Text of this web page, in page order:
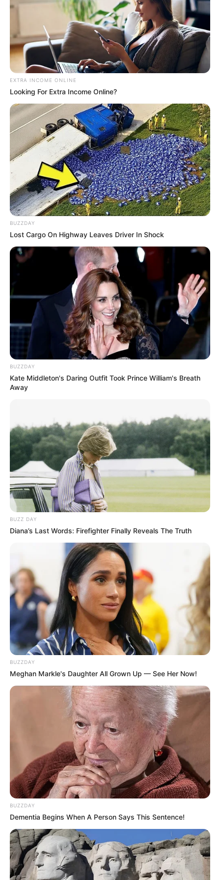
11 Porta Velas Artesanais Lindos Pra Você se
Inspira
Como fazer vela em latinha Mint to Be – Passo a
passo
Índice
Como Fazer Velas Decorativas Usando Café
Materiais Necessários
Como Fazer Velas em Potes de Vidro
Como Fazer Velas Decorativas Usando
Café
Provavelmente você conhece alguém apaixonado
com café, não é mesmo? Sabendo da
popularidade desse grão, vamos mostrar como
fazer velas com esse precioso ingrediente.
Materiais Necessários
Velas brancas (ou parafina em barra mais
pavio)
Materiais de apoio
EXTRA INCOME ONLINE
Looking For Extra Income Online?
BUZZDAY
Lost Cargo On Highway Leaves Driver In Shock
BUZZDAY
Kate Middleton's Daring Outfit Took Prince William's Breath
Away
BUZZ DAY
Diana’s Last Words: Firefighter Finally Reveals The Truth
BUZZDAY
Meghan Markle's Daughter All Grown Up — See Her Now!
BUZZDAY
Dementia Begins When A Person Says This Sentence!